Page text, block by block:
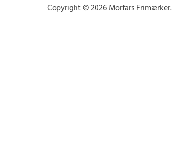
Copyright © 2026 Morfars Frimærker.